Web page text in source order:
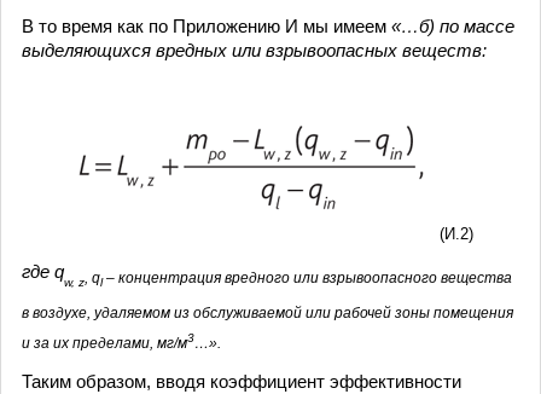
В то время как по Приложению И мы имеем «…б) по массе
выделяющихся вредных или взрывоопасных веществ:
(И.2)
где q
w, z, ql– концентрация вредного или взрывоопасного вещества
в воздухе, удаляемом из обслуживаемой или рабочей зоны помещения
и за их пределами, мг/м3…».
Таким образом, вводя коэффициент эффективности